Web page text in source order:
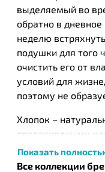
выделяемый во
обратно в
неделю
подушки для того
очистить его от
условий для
поэтому не
Хлопок –
превосходными
функциональными
отличается
Показать
Все коллекции